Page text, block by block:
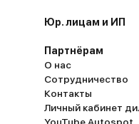
Юр. лицам и ИП
Партнёрам
О нас
Сотрудничество
Контакты
Личный кабинет